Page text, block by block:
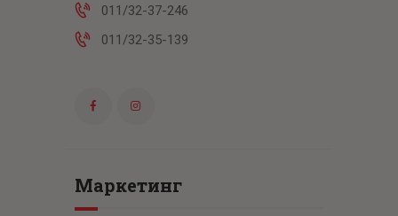
011/32-37-246
011/32-35-139
Маркетинг